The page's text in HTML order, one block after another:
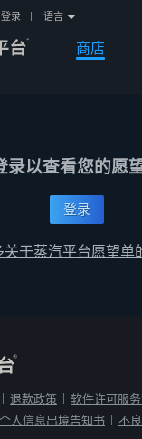
商店
登录 语言
录以查看您的愿
登录
关于蒸汽平台愿望单
退款政策 软件许可服
个人信息出境告知书 不